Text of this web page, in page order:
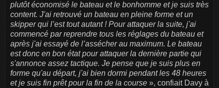
plutôt économisé le bateau et le bonhomme et je suis très
content. J'ai retrouvé un bateau en pleine forme et un
skipper qui l’est tout autant ! Pour attaquer la suite, j'ai
commencé par reprendre tous les réglages du bateau et
après j'ai essayé de l’assécher au maximum. Le bateau
est donc en bon état pour attaquer la dernière partie qui
s'annonce assez tactique. Je pense que je suis plus en
forme qu'au départ, j'ai bien dormi pendant les 48 heures
et je suis fin prêt pour la fin de la course », confiait Davy à